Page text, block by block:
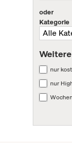
oder
Kategorie
nur
nur